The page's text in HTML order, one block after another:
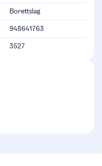
Borettslag
948641763
3527